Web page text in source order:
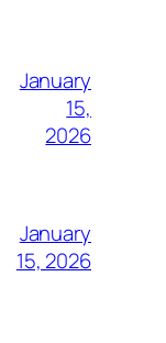
January
15,
2026
January
15, 2026